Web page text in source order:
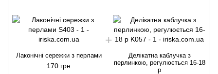
Лаконічні сережки з перлами
170 грн
Делікатна каблучка з
перлинкою, регулюється 16-18
р